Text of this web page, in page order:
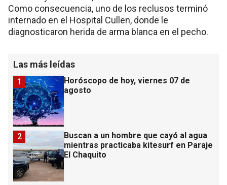
Como consecuencia, uno de los reclusos terminó
internado en el Hospital Cullen, donde le
diagnosticaron herida de arma blanca en el pecho.
Las más leídas
Horóscopo de hoy, viernes 07 de
agosto
1
Buscan a un hombre que cayó al agua
mientras practicaba kitesurf en Paraje
El Chaquito
2